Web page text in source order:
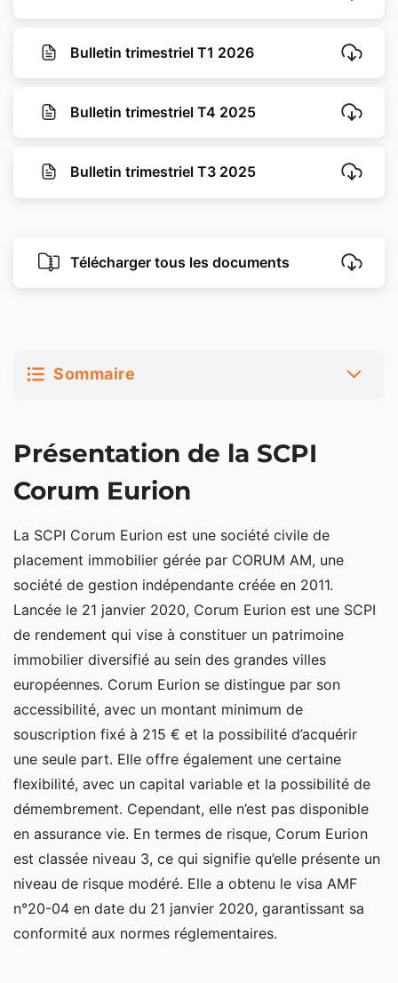
Bulletin trimestriel T1 2026
Bulletin trimestriel T4 2025
Bulletin trimestriel T3 2025
Télécharger tous les documents
Sommaire
Stratégie d’investissement de Corum Eurion
Présentation de la SCPI
Corum Eurion
La SCPI Corum Eurion est une société civile de
placement immobilier gérée par CORUM AM, une
société de gestion indépendante créée en 2011.
Lancée le 21 janvier 2020, Corum Eurion est une SCPI
de rendement qui vise à constituer un patrimoine
immobilier diversifié au sein des grandes villes
européennes. Corum Eurion se distingue par son
accessibilité, avec un montant minimum de
souscription fixé à 215 € et la possibilité d’acquérir
une seule part. Elle offre également une certaine
flexibilité, avec un capital variable et la possibilité de
démembrement. Cependant, elle n’est pas disponible
en assurance vie. En termes de risque, Corum Eurion
est classée niveau 3, ce qui signifie qu’elle présente un
niveau de risque modéré. Elle a obtenu le visa AMF
n°20-04 en date du 21 janvier 2020, garantissant sa
conformité aux normes réglementaires.